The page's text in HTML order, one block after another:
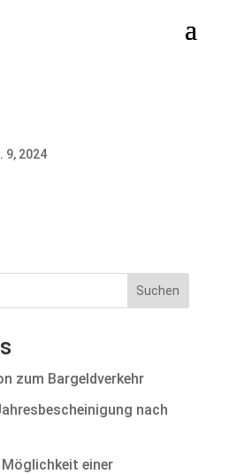
9, 2024
Suchen
zum Bargeldverkehr
nach
einer